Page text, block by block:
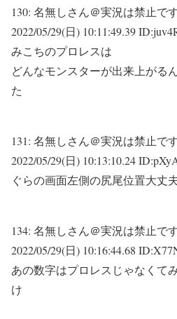
130: 名無しさん＠実況は禁止で
2022/05/29(日) 10:11:49.39
みこちのプロレスは
どんなモンスターが出来上がる
た
131: 名無しさん＠実況は禁止で
2022/05/29(日) 10:13:10.24
ぐらの画面左側の尻尾位置大丈
134: 名無しさん＠実況は禁止で
2022/05/29(日) 10:16:44.68
あの数字はプロレスじゃなくて
け